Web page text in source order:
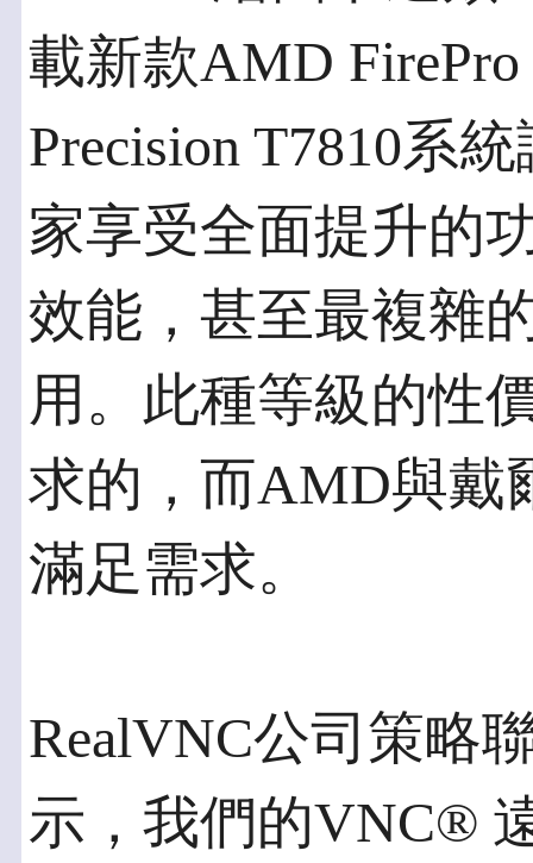
載新款AMD
Precision T7810系
家享受全面提升的
效能，甚至最複雜
用。此種等級的性
求的，而AMD與戴
滿足需求。
RealVNC公司策略
示，我們的VNC®